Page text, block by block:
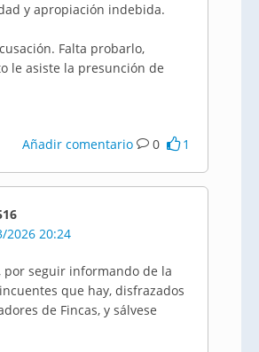
y apropiación indebida.
Falta probarlo,
le asiste la presunción de
Añadir comentario 0 1
2026 20:24
por seguir informando de la
que hay, disfrazados
de Fincas, y sálvese